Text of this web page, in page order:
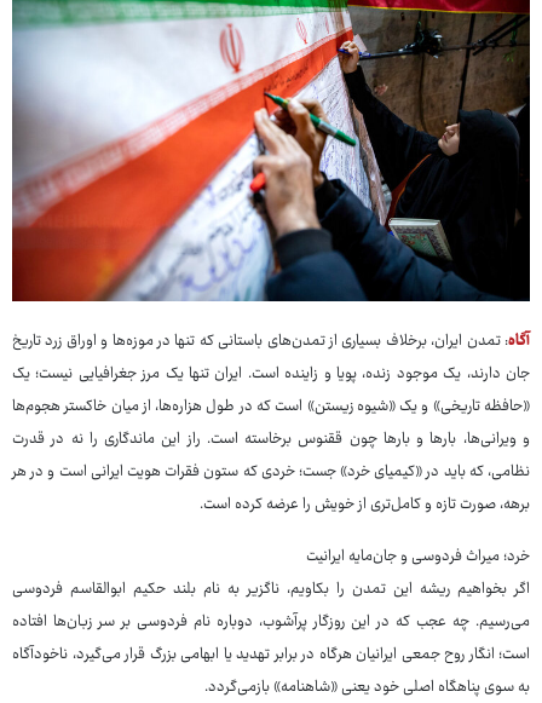
آگاه: تمدن ایران، برخلاف بسیاری از تمدن‌های باستانی که تنها در موزه‌ها و اوراق زرد تاریخ
جان دارند، یک موجود زنده، پویا و زاینده است. ایران تنها یک مرز جغرافیایی نیست؛ یک
«حافظه تاریخی» و یک «شیوه زیستن» است که در طول هزاره‌ها، از میان خاکستر هجوم‌ها
و ویرانی‌ها، بارها و بارها چون ققنوس برخاسته است. راز این ماندگاری را نه در قدرت
نظامی، که باید در «کیمیای خرد» جست؛ خردی که ستون فقرات هویت ایرانی است و در هر
برهه، صورت تازه و کامل‌تری از خویش را عرضه کرده است.
خرد؛ میراث فردوسی و جان‌مایه ایرانیت
اگر بخواهیم ریشه این تمدن را بکاویم، ناگزیر به نام بلند حکیم ابوالقاسم فردوسی
می‌رسیم. چه عجب که در این روزگار پرآشوب، دوباره نام فردوسی بر سر زبان‌ها افتاده
است؛ انگار روح جمعی ایرانیان هرگاه در برابر تهدید یا ابهامی بزرگ قرار می‌گیرد، ناخودآگاه
به سوی پناهگاه اصلی خود یعنی «شاهنامه» بازمی‌گردد.